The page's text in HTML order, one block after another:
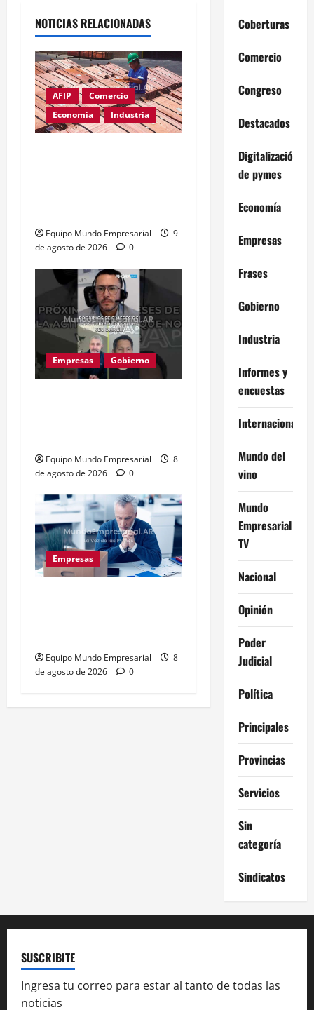
NOTICIAS RELACIONADAS
AFIP
Comercio
Economía
Industria
Equipo Mundo Empresarial
9
de agosto de 2026
0
Empresas Gobierno
Equipo Mundo Empresarial
8
de agosto de 2026
0
Empresas
Equipo Mundo Empresarial
8
de agosto de 2026
0
Coberturas
Comercio
Congreso
Destacados
Digitalización
de pymes
Economía
Empresas
Frases
Gobierno
Industria
Informes y
encuestas
Internacional
Mundo del
vino
Mundo
Empresarial
TV
Nacional
Opinión
Poder
Judicial
Política
Principales
Provincias
Servicios
Sin
categoría
Sindicatos
SUSCRIBITE
Ingresa tu correo para estar al tanto de todas las
noticias